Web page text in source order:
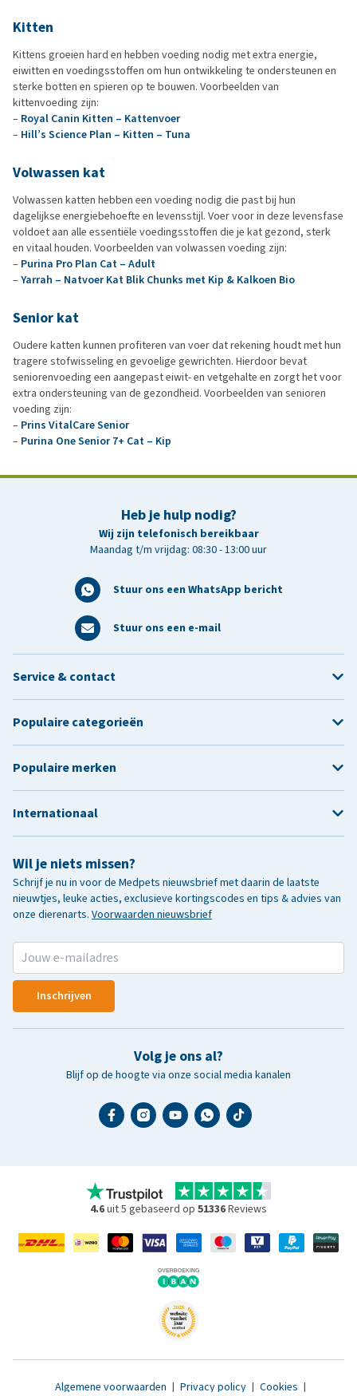
Kitten
Kittens groeien hard en hebben voeding nodig met extra energie,
eiwitten en voedingsstoffen om hun ontwikkeling te ondersteunen en
sterke botten en spieren op te bouwen. Voorbeelden van
kittenvoeding zijn:
– Royal Canin Kitten – Kattenvoer
– Hill’s Science Plan – Kitten – Tuna
Volwassen kat
Volwassen katten hebben een voeding nodig die past bij hun
dagelijkse energiebehoefte en levensstijl. Voer voor in deze levensfase
voldoet aan alle essentiële voedingsstoffen die je kat gezond, sterk
en vitaal houden. Voorbeelden van volwassen voeding zijn:
– Purina Pro Plan Cat – Adult
–Yarrah – Natvoer Kat Blik Chunks met Kip & Kalkoen Bio
Senior kat
Oudere katten kunnen profiteren van voer dat rekening houdt met hun
tragere stofwisseling en gevoelige gewrichten. Hierdoor bevat
seniorenvoeding een aangepast eiwit- en vetgehalte en zorgt het voor
extra ondersteuning van de gezondheid. Voorbeelden van senioren
voeding zijn:
– Prins VitalCare Senior
– Purina One Senior 7+ Cat – Kip
Heb je hulp nodig?
Wij zijn telefonisch bereikbaar
Maandag t/m vrijdag: 08:30 - 13:00 uur
Stuur ons een WhatsApp bericht
Stuur ons een e-mail
Wil je niets missen?
Schrijf je nu in voor de Medpets nieuwsbrief met daarin de laatste
nieuwtjes, leuke acties, exclusieve kortingscodes en tips & advies van
onze dierenarts. Voorwaarden nieuwsbrief
Inschrijven
Volg je ons al?
Blijf op de hoogte via onze social media kanalen
Service & contact
Populaire categorieën
Populaire merken
Internationaal
4.6uit 5 gebaseerd op 51336Reviews
Algemene voorwaarden | Privacy policy | Cookies |